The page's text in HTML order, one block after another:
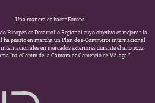
Una manera de hacer Europa.
Europeo de Desarrollo Regional cuyo objetivo es mejorar la
ha puesto en marcha un Plan de e-Commerce internacional
en mercados exteriores durante el año 2022.
Int-eComm de la Cámara de Comercio de Málaga.”